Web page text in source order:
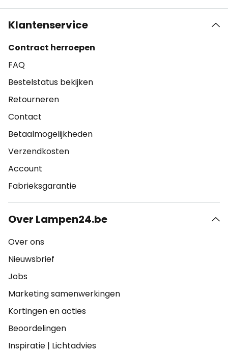
Klantenservice
Contract herroepen
FAQ
Bestelstatus bekijken
Retourneren
Contact
Betaalmogelijkheden
Verzendkosten
Account
Fabrieksgarantie
Over Lampen24.be
Over ons
Nieuwsbrief
Jobs
Marketing samenwerkingen
Kortingen en acties
Beoordelingen
Inspiratie | Lichtadvies